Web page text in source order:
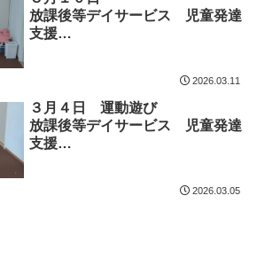
放課後等デイサービス 児童発達
支援
2026.03.11
３月４日 運動遊び
放課後等デイサービス 児童発達
支援
2026.03.05